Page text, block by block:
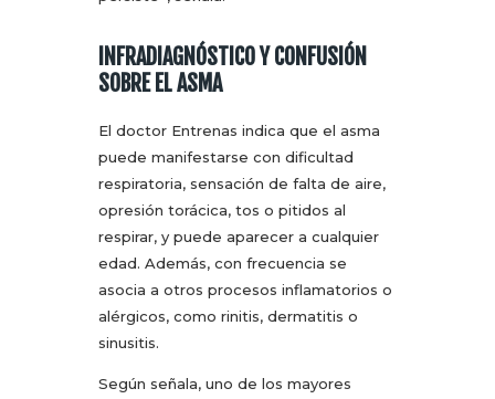
INFRADIAGNÓSTICO Y CONFUSIÓN
SOBRE EL ASMA
El doctor Entrenas indica que el asma
puede manifestarse con dificultad
respiratoria, sensación de falta de aire,
opresión torácica, tos o pitidos al
respirar, y puede aparecer a cualquier
edad. Además, con frecuencia se
asocia a otros procesos inflamatorios o
alérgicos, como rinitis, dermatitis o
sinusitis.
Según señala, uno de los mayores